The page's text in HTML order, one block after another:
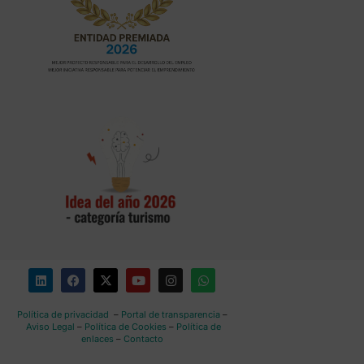
Política de privacidad – Portal de transparencia–
Aviso Legal – Política de Cookies – Política de
enlaces – Contacto